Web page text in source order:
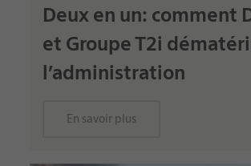
Deux en un: comment
et Groupe T2i
l’administration
En savoir plus